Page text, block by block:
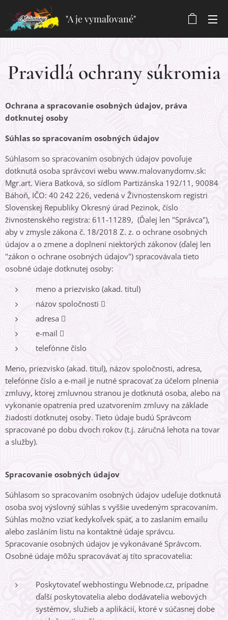
"A je vymaľované"
Pravidlá ochrany súkromia
Ochrana a spracovanie osobných údajov, práva
dotknutej osoby
Súhlas so spracovaním osobných údajov
Súhlasom so spracovaním osobných údajov povoľuje
dotknutá osoba správcovi webu www.malovanydomv.sk:
Mgr.art. Viera Batková, so sídlom Partizánska 192/11, 90084
Báhoň, IČO: 40 242 226, vedená v Živnostenskom registri
Slovenskej Republiky Okresný úrad Pezinok, číslo
živnostenského registra: 611-11289, (Ďalej len "Správca"),
aby v zmysle zákona č. 18/2018 Z. z. o ochrane osobných
údajov a o zmene a doplnení niektorých zákonov (ďalej len
"zákon o ochrane osobných údajov") spracovávala tieto
osobné údaje dotknutej osoby:
meno a priezvisko (akad. titul)
názov spoločnosti 
adresa 
e-mail 
telefónne číslo
Meno, priezvisko (akad. titul), názov spoločnosti, adresa,
telefónne číslo a e-mail je nutné spracovať za účelom plnenia
zmluvy, ktorej zmluvnou stranou je dotknutá osoba, alebo na
vykonanie opatrenia pred uzatvorením zmluvy na základe
žiadosti dotknutej osoby. Tieto údaje budú Správcom
spracované po dobu dvoch rokov (t.j. záručná lehota na tovar
a služby).
Spracovanie osobných údajov
Súhlasom so spracovaním osobných údajov udeľuje dotknutá
osoba svoj výslovný súhlas s vyššie uvedeným spracovaním.
Súhlas možno vziať kedykoľvek späť, a to zaslaním emailu
alebo zasláním listu na kontaktné údaje správcu.
Spracovanie osobných údajov je vykonávané Správcom.
Osobné údaje môžu spracovávať aj títo spracovatelia:
Poskytovateľ webhostingu Webnode.cz, prípadne
ďalší poskytovatelia alebo dodávatelia webových
systémov, služieb a aplikácií, ktoré v súčasnej dobe